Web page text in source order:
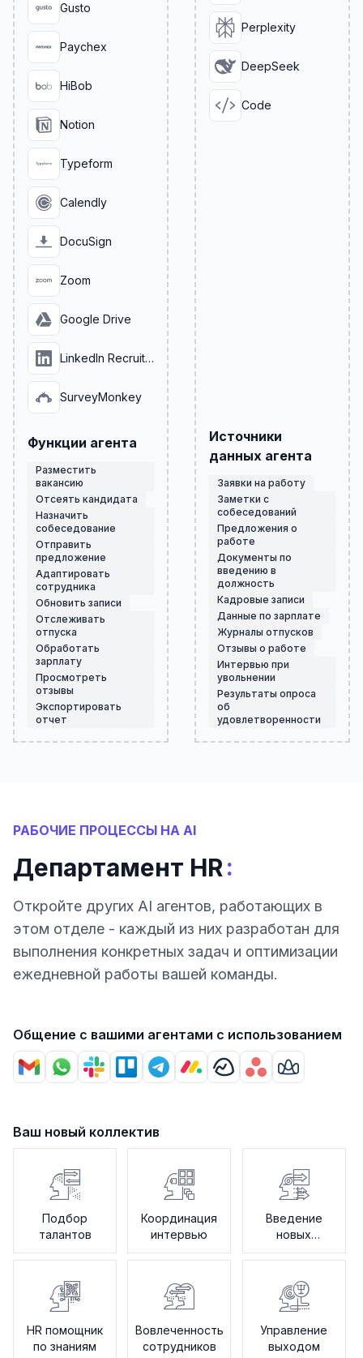
Gusto
Paychex
HiBob
Notion
Typeform
Calendly
DocuSign
Zoom
Google Drive
LinkedIn Recruiter
SurveyMonkey
Функции агента
Разместить
вакансию
Отсеять кандидата
Назначить
собеседование
Отправить
предложение
Адаптировать
сотрудника
Обновить записи
Отслеживать
отпуска
Обработать
зарплату
Просмотреть
отзывы
Экспортировать
отчет
Perplexity
DeepSeek
Code
Источники
данных агента
Заявки на работу
Заметки с
собеседований
Предложения о
работе
Документы по
введению в
должность
Кадровые записи
Данные по зарплате
Журналы отпусков
Отзывы о работе
Интервью при
увольнении
Результаты опроса
об
удовлетворенности
РАБОЧИЕ ПРОЦЕССЫ НА AI
Департамент HR:
Откройте других AI агентов, работающих в
этом отделе - каждый из них разработан для
выполнения конкретных задач и оптимизации
ежедневной работы вашей команды.
Общение с вашими агентами с использованием
Ваш новый коллектив
Подбор
талантов
Координация
интервью
Введение
новых
сотрудников
HR помощник
по знаниям
Вовлеченность
сотрудников
Управление
выходом